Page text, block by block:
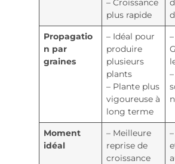
– Croissance
plus rapide
Propagatio
n par
graines
– Idéal pour
produire
plusieurs
plants
– Plante plus
vigoureuse à
long terme
–
Moment
idéal
– Meilleure
reprise de
croissance